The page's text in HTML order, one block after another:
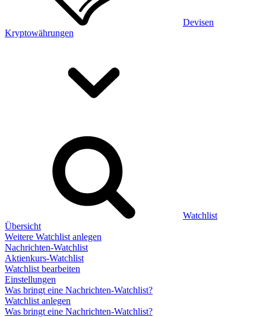
Devisen
Kryptowährungen
Watchlist
Übersicht
Weitere Watchlist anlegen
Nachrichten-Watchlist
Aktienkurs-Watchlist
Watchlist bearbeiten
Einstellungen
Was bringt eine Nachrichten-Watchlist?
Watchlist anlegen
Was bringt eine Nachrichten-Watchlist?